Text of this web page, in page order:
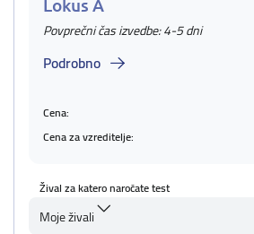
Lokus A
Povprečni čas izvedbe: 4-5 dni
Podrobno
Cena:
Cena za vzreditelje:
Žival za katero naročate test
Moje živali